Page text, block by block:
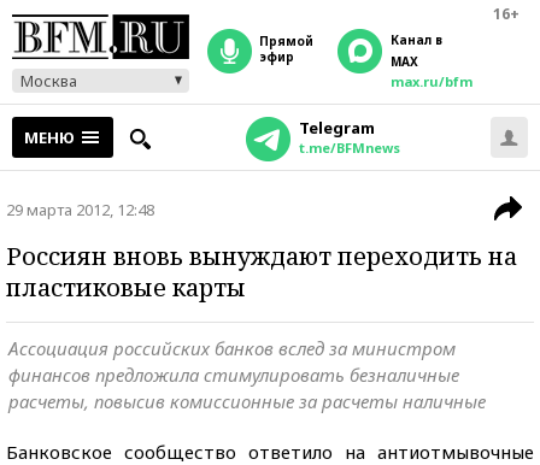
16+
Москва
прямой
эфир
Канал в
MAX
max.ru/bfm
МЕНЮ Telegram
t.me/BFMnews
29 марта 2012, 12:48
Россиян вновь вынуждают переходить на
пластиковые карты
Ассоциация российских банков вслед за министром
финансов предложила стимулировать безналичные
расчеты, повысив комиссионные за расчеты наличные
Банковское сообщество ответило на антиотмывочные